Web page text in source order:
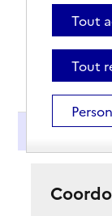
Présentation
Tout
Tout